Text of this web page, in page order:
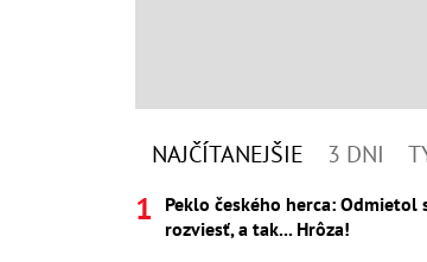
NAJČÍTANEJŠIE 3 DNI
Peklo českého herca: Odmietol
rozviesť, a tak... Hrôza!